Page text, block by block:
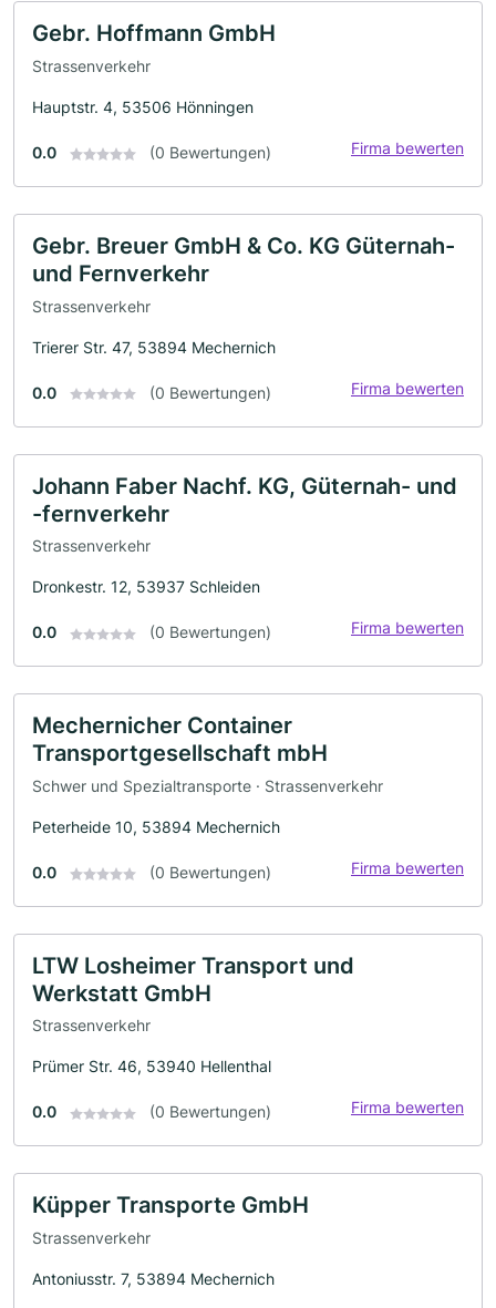
Gebr. Hoffmann GmbH
Strassenverkehr
Hauptstr. 4, 53506 Hönningen
0.0 (0 Bewertungen) Firma bewerten
Gebr. Breuer GmbH & Co. KG Güternah-
und Fernverkehr
Strassenverkehr
Trierer Str. 47, 53894 Mechernich
0.0 (0 Bewertungen) Firma bewerten
Johann Faber Nachf. KG, Güternah- und
-fernverkehr
Strassenverkehr
Dronkestr. 12, 53937 Schleiden
0.0 (0 Bewertungen) Firma bewerten
Mechernicher Container
Transportgesellschaft mbH
Schwer und Spezialtransporte · Strassenverkehr
Peterheide 10, 53894 Mechernich
0.0 (0 Bewertungen) Firma bewerten
LTW Losheimer Transport und
Werkstatt GmbH
Strassenverkehr
Prümer Str. 46, 53940 Hellenthal
0.0 (0 Bewertungen) Firma bewerten
Küpper Transporte GmbH
Strassenverkehr
Antoniusstr. 7, 53894 Mechernich